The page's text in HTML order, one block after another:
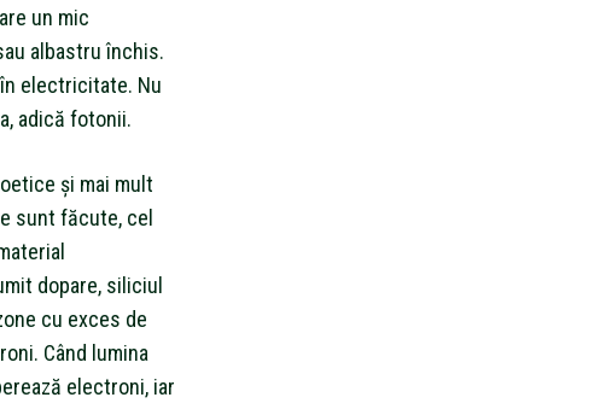
un mic
albastru închis.
electricitate. Nu
adică fotonii.
și mai mult
sunt făcute, cel
dopare, siliciul
cu exces de
Când lumina
electroni, iar